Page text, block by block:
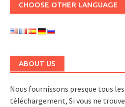
CHOOSE OTHER LANGUAGE
ABOUT US
Nous fournissons presque tous
téléchargement, Si vous ne